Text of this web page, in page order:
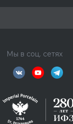
Мы в соц. сетях